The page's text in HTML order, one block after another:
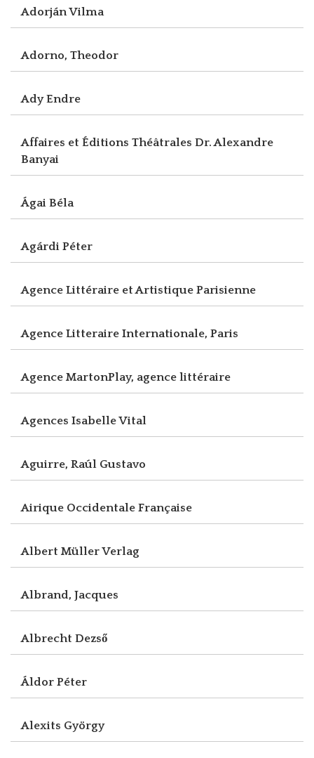
Adorján Vilma
Adorno, Theodor
Ady Endre
Affaires et Éditions Théâtrales Dr. Alexandre
Banyai
Ágai Béla
Agárdi Péter
Agence Littéraire et Artistique Parisienne
Agence Litteraire Internationale, Paris
Agence MartonPlay, agence littéraire
Agences Isabelle Vital
Aguirre, Raúl Gustavo
Airique Occidentale Française
Albert Müller Verlag
Albrand, Jacques
Albrecht Dezső
Áldor Péter
Alexits György